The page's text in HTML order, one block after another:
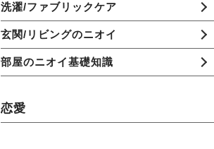
洗濯/ファブリックケア
玄関/リビングのニオイ
部屋のニオイ基礎知識
恋愛